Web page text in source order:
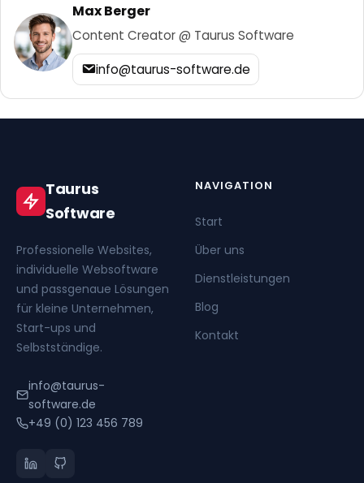
Max Berger
Content Creator @ Taurus Software
info@taurus-software.de
Taurus
Software
Professionelle Websites,
individuelle Websoftware
und passgenaue Lösungen
für kleine Unternehmen,
Start-ups und
Selbstständige.
info@taurus-
software.de
+49 (0) 123 456 789
NAVIGATION
Start
Über uns
Dienstleistungen
Blog
Kontakt